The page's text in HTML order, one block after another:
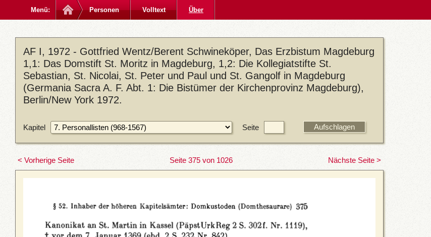
Menü: Personen Volltext Über
AF I, 1972 - Gottfried Wentz/Berent Schwineköper, Das Erzbistum Magdeburg
1,1: Das Domstift St. Moritz in Magdeburg, 1,2: Die Kollegiatstifte St.
Sebastian, St. Nicolai, St. Peter und Paul und St. Gangolf in Magdeburg
(Germania Sacra A. F. Abt. 1: Die Bistümer der Kirchenprovinz Magdeburg),
Berlin/New York 1972.
Kapitel Seite
< Vorherige Seite Seite 375 von 1026 Nächste Seite >